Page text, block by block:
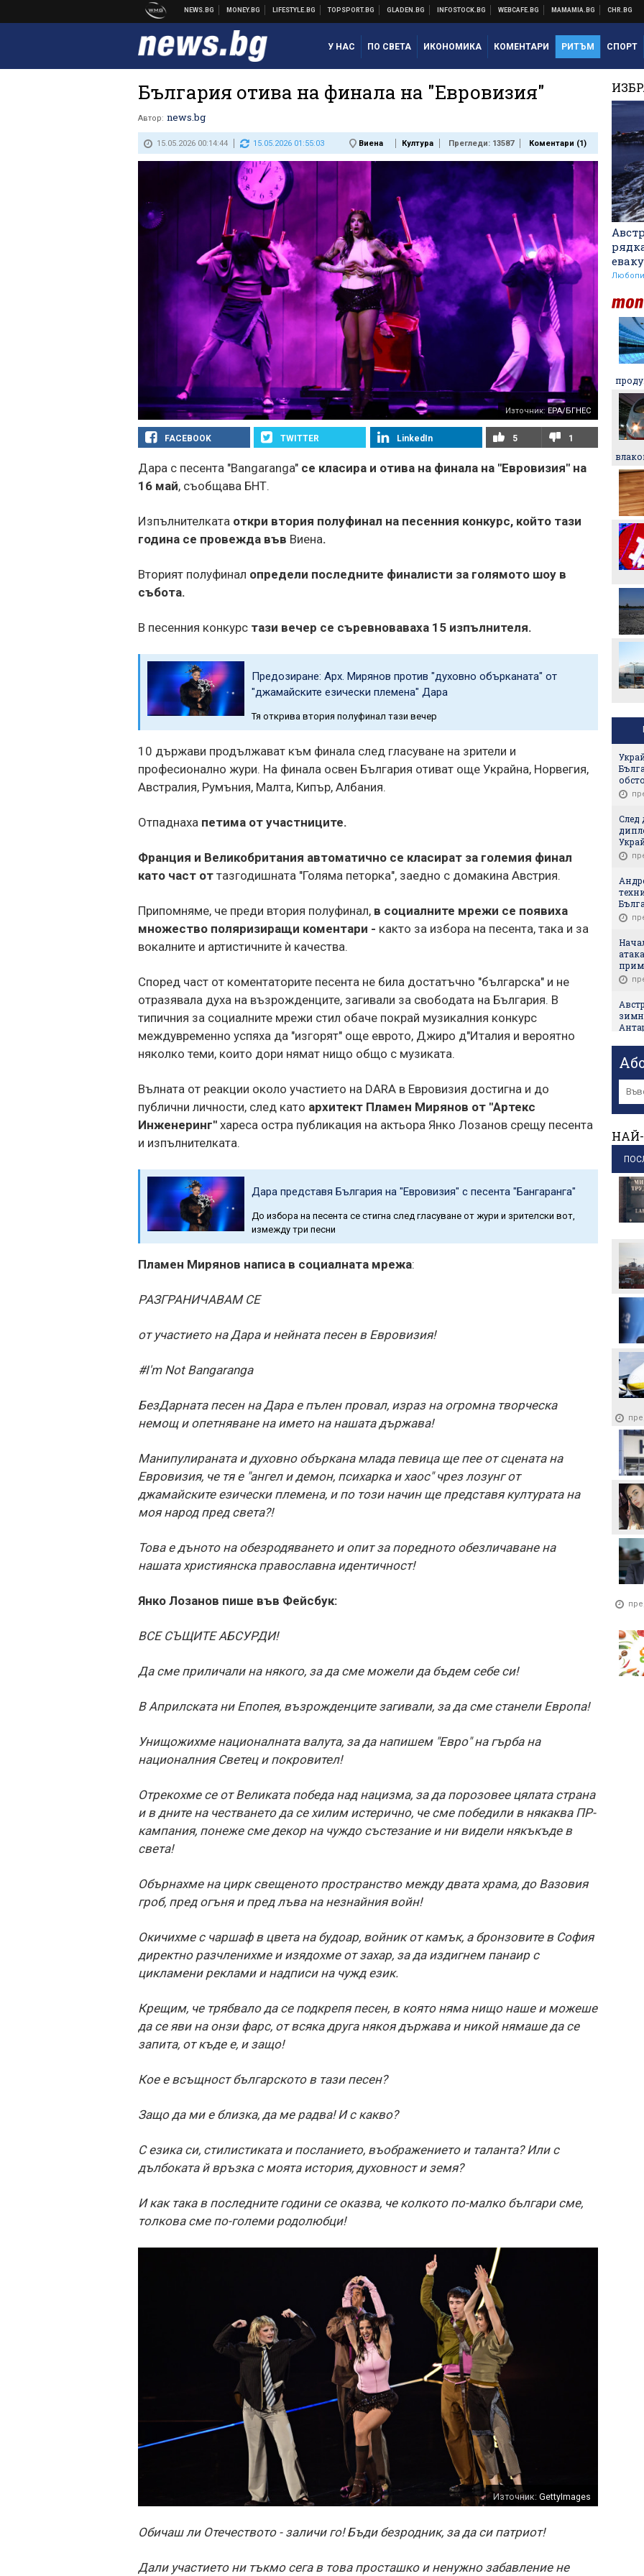
У НАС ПО СВЕТА ИКОНОМИКА КОМЕНТАРИ РИТЪМ СПОРТ
България отива на финала на "Евровизия"
Автор: news.bg
15.05.2026 00:14:44 15.05.2026 01:55:03 Виена Култура Прегледи: 13587 Коментари (1)
Източник: EPA/БГНЕС
FACEBOOK TWITTER LinkedIn 5 1
Дара с песента "Bangaranga" се класира и отива на финала на "Евровизия" на
16 май, съобщава БНТ.
Изпълнителката откри втория полуфинал на песенния конкурс, който тази
година се провежда във Виена.
Вторият полуфинал определи последните финалисти за голямото шоу в
събота.
В песенния конкурс тази вечер се съревноваваха 15 изпълнителя.
Предозиране: Арх. Мирянов против "духовно обърканата" от
"джамайските езически племена" Дара
Тя открива втория полуфинал тази вечер
10 държави продължават към финала след гласуване на зрители и
професионално жури. На финала освен България отиват още Украйна, Норвегия,
Австралия, Румъния, Малта, Кипър, Албания.
Отпаднаха петима от участниците.
Франция и Великобритания автоматично се класират за големия финал
като част от тазгодишната "Голяма петорка", заедно с домакина Австрия.
Припомняме, че преди втория полуфинал, в социалните мрежи се появиха
множество поляризиращи коментари - както за избора на песента, така и за
вокалните и артистичните ѝ качества.
Според част от коментаторите песента не била достатъчно "българска" и не
отразявала духа на възрожденците, загивали за свободата на България. В
типичния за социалните мрежи стил обаче покрай музикалния конкурс
междувременно успяха да "изгорят" още еврото, Джиро д"Италия и вероятно
няколко теми, които дори нямат нищо общо с музиката.
Вълната от реакции около участието на DARA в Евровизия достигна и до
публични личности, след като архитект Пламен Мирянов от "Артекс
Инженеринг" хареса остра публикация на актьора Янко Лозанов срещу песента
и изпълнителката.
Дара представя България на "Евровизия" с песента "Бангаранга"
До избора на песента се стигна след гласуване от жури и зрителски вот,
измежду три песни
Пламен Мирянов написа в социалната мрежа:
РАЗГРАНИЧАВАМ СЕ
от участието на Дара и нейната песен в Евровизия!
#I'm Not Bangaranga
БезДарната песен на Дара е пълен провал, израз на огромна творческа
немощ и опетняване на името на нашата държава!
Манипулираната и духовно объркана млада певица ще пее от сцената на
Евровизия, че тя е "ангел и демон, психарка и хаос" чрез лозунг от
джамайските езически племена, и по този начин ще представя културата на
моя народ пред света?!
Това е дъното на обезродяването и опит за поредното обезличаване на
нашата християнска православна идентичност!
Янко Лозанов пише във Фейсбук:
ВСЕ СЪЩИТЕ АБСУРДИ!
Да сме приличали на някого, за да сме можели да бъдем себе си!
В Априлската ни Епопея, възрожденците загивали, за да сме станели Европа!
Унищожихме националната валута, за да напишем "Евро" на гърба на
националния Светец и покровител!
Отрекохме се от Великата победа над нацизма, за да порозовее цялата страна
и в дните на честването да се хилим истерично, че сме победили в някаква ПР-
кампания, понеже сме декор на чуждо състезание и ни видели някъкъде в
света!
Обърнахме на цирк свещеното пространство между двата храма, до Вазовия
гроб, пред огъня и пред лъва на незнайния войн!
Окичихме с чаршаф в цвета на будоар, войник от камък, а бронзовите в София
директно разчленихме и изядохме от захар, за да издигнем панаир с
цикламени реклами и надписи на чужд език.
Крещим, че трябвало да се подкрепя песен, в която няма нищо наше и можеше
да се яви на онзи фарс, от всяка друга някоя държава и никой нямаше да се
запита, от къде е, и защо!
Кое е всъщност българското в тази песен?
Защо да ми е близка, да ме радва! И с какво?
С езика си, стилистиката и посланието, въображението и таланта? Или с
дълбоката й връзка с моята история, духовност и земя?
И как така в последните години се оказва, че колкото по-малко българи сме,
толкова сме по-големи родолюбци!
Източник: GettyImages
Обичаш ли Отечеството - заличи го! Бъди безродник, за да си патриот!
Дали участието ни тъкмо сега в това просташко и ненужно забавление не
Динав - Арда: Съставите
ЦСКА взима още трима
Никола Цолов: Гледам
напред с увереност
състезания през 2027
След
на
не
МО